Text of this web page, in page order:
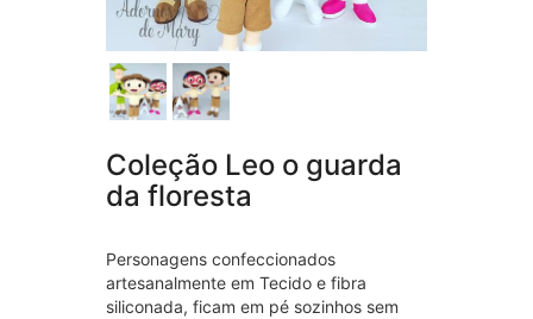
Coleção Leo o guarda
da floresta
Personagens confeccionados
artesanalmente em Tecido e fibra
siliconada, ficam em pé sozinhos sem